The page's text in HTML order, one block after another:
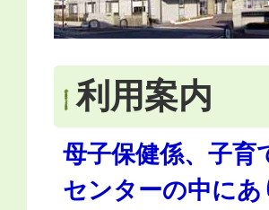
利用案内
母子保健係、子育
センターの中にあ